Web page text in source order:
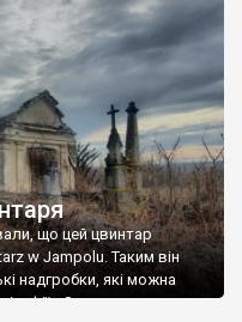
що цей цвинтар
w Jampolu. Таким він
надгробки, які можна
Загалом цвинтар